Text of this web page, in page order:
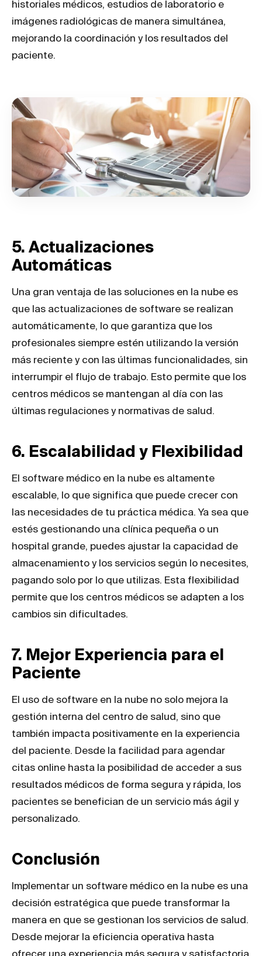
historiales médicos, estudios de laboratorio e
imágenes radiológicas de manera simultánea,
mejorando la coordinación y los resultados del
paciente.
5. Actualizaciones
Automáticas
Una gran ventaja de las soluciones en la nube es
que las actualizaciones de software se realizan
automáticamente, lo que garantiza que los
profesionales siempre estén utilizando la versión
más reciente y con las últimas funcionalidades, sin
interrumpir el flujo de trabajo. Esto permite que los
centros médicos se mantengan al día con las
últimas regulaciones y normativas de salud.
6. Escalabilidad y Flexibilidad
El software médico en la nube es altamente
escalable, lo que significa que puede crecer con
las necesidades de tu práctica médica. Ya sea que
estés gestionando una clínica pequeña o un
hospital grande, puedes ajustar la capacidad de
almacenamiento y los servicios según lo necesites,
pagando solo por lo que utilizas. Esta flexibilidad
permite que los centros médicos se adapten a los
cambios sin dificultades.
7. Mejor Experiencia para el
Paciente
El uso de software en la nube no solo mejora la
gestión interna del centro de salud, sino que
también impacta positivamente en la experiencia
del paciente. Desde la facilidad para agendar
citas online hasta la posibilidad de acceder a sus
resultados médicos de forma segura y rápida, los
pacientes se benefician de un servicio más ágil y
personalizado.
Conclusión
Implementar un software médico en la nube es una
decisión estratégica que puede transformar la
manera en que se gestionan los servicios de salud.
Desde mejorar la eficiencia operativa hasta
ofrecer una experiencia más segura y satisfactoria